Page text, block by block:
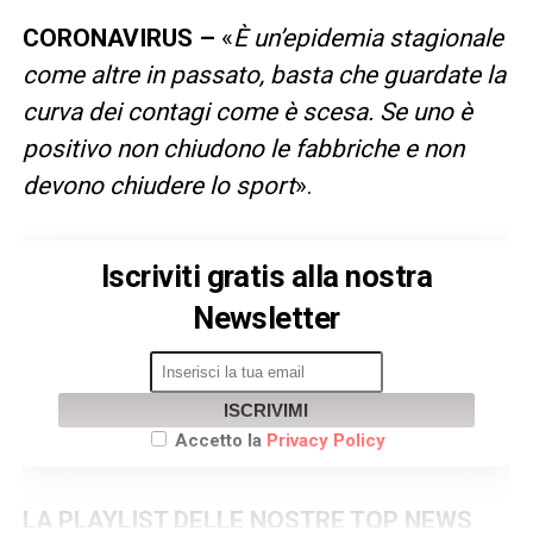
CORONAVIRUS – «È un’epidemia stagionale
come altre in passato, basta che guardate la
curva dei contagi come è scesa. Se uno è
positivo non chiudono le fabbriche e non
devono chiudere lo sport».
Iscriviti gratis alla nostra
Newsletter
ISCRIVIMI
Accetto la Privacy Policy
LA PLAYLIST DELLE NOSTRE TOP NEWS